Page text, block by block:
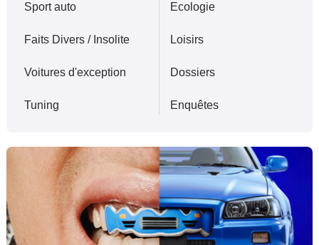
Sport auto
Faits Divers / Insolite
Voitures d'exception
Tuning
Ecologie
Loisirs
Dossiers
Enquêtes